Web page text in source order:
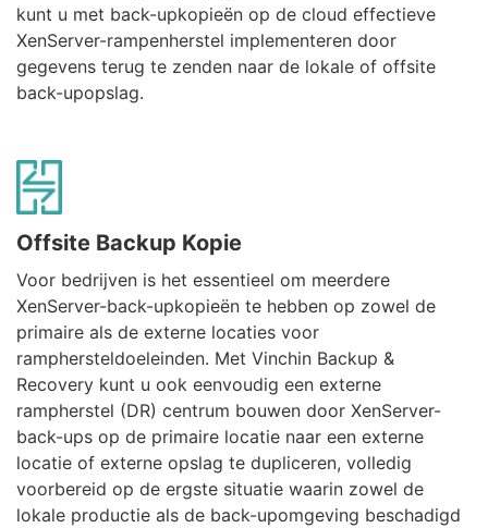
kunt u met back-upkopieën op de cloud effectieve
XenServer-rampenherstel implementeren door
gegevens terug te zenden naar de lokale of offsite
back-upopslag.
Offsite Backup Kopie
Voor bedrijven is het essentieel om meerdere
XenServer-back-upkopieën te hebben op zowel de
primaire als de externe locaties voor
ramphersteldoeleinden. Met Vinchin Backup &
Recovery kunt u ook eenvoudig een externe
rampherstel (DR) centrum bouwen door XenServer-
back-ups op de primaire locatie naar een externe
locatie of externe opslag te dupliceren, volledig
voorbereid op de ergste situatie waarin zowel de
lokale productie als de back-upomgeving beschadigd